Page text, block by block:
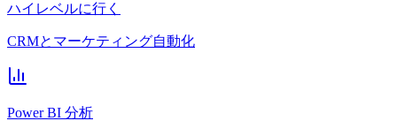
ハイレベルに行く
CRMとマーケティング自動化
Power BI 分析